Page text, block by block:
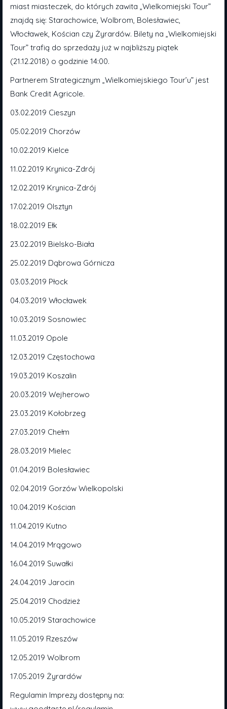
miast miasteczek, do których zawita „Wielkomiejski Tour”
znajdą się: Starachowice, Wolbrom, Bolesławiec,
Włocławek, Kościan czy Żyrardów. Bilety na „Wielkomiejski
Tour” trafią do sprzedaży już w najbliższy piątek
(21.12.2018) o godzinie 14:00.
Partnerem Strategicznym „Wielkomiejskiego Tour’u” jest
Bank Credit Agricole.
03.02.2019 Cieszyn
05.02.2019 Chorzów
10.02.2019 Kielce
11.02.2019 Krynica-Zdrój
12.02.2019 Krynica-Zdrój
17.02.2019 Olsztyn
18.02.2019 Ełk
23.02.2019 Bielsko-Biała
25.02.2019 Dąbrowa Górnicza
03.03.2019 Płock
04.03.2019 Włocławek
10.03.2019 Sosnowiec
11.03.2019 Opole
12.03.2019 Częstochowa
19.03.2019 Koszalin
20.03.2019 Wejherowo
23.03.2019 Kołobrzeg
27.03.2019 Chełm
28.03.2019 Mielec
01.04.2019 Bolesławiec
02.04.2019 Gorzów Wielkopolski
10.04.2019 Kościan
11.04.2019 Kutno
14.04.2019 Mrągowo
16.04.2019 Suwałki
24.04.2019 Jarocin
25.04.2019 Chodzież
10.05.2019 Starachowice
11.05.2019 Rzeszów
12.05.2019 Wolbrom
17.05.2019 Żyrardów
Regulamin Imprezy dostępny na: